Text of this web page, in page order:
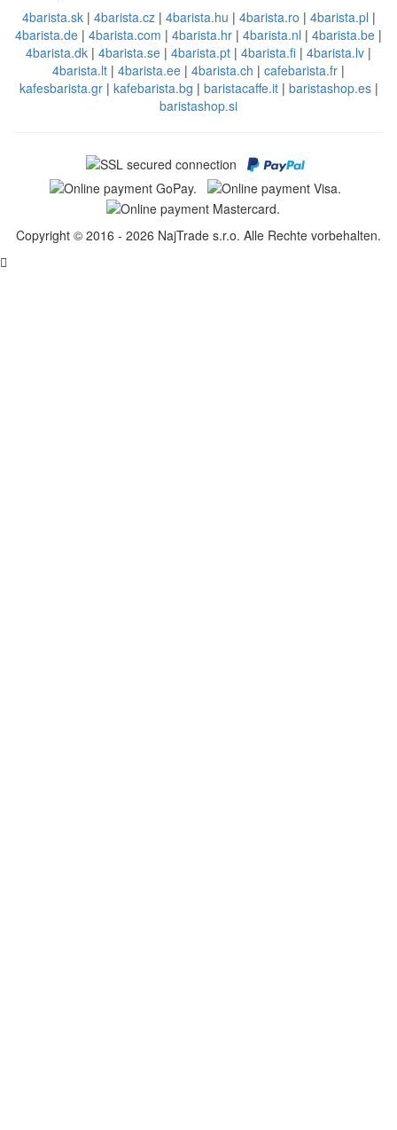
4barista.sk| 4barista.cz| 4barista.hu | 4barista.ro | 4barista.pl |
4barista.de | 4barista.com | 4barista.hr | 4barista.nl | 4barista.be |
4barista.dk | 4barista.se | 4barista.pt | 4barista.fi | 4barista.lv |
4barista.lt | 4barista.ee | 4barista.ch | cafebarista.fr |
kafesbarista.gr| kafebarista.bg | baristacaffe.it| baristashop.es|
baristashop.si
Copyright © 2016 - 2026 NajTrade s.r.o. Alle Rechte vorbehalten.